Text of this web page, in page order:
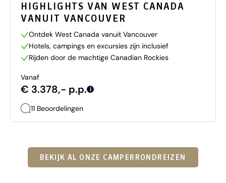
HIGHLIGHTS VAN WEST CANADA
VANUIT VANCOUVER
Ontdek West Canada vanuit Vancouver
Hotels, campings en excursies zijn inclusief
Rijden door de machtige Canadian Rockies
Vanaf
€ 3.378,- p.p. i
11 Beoordelingen
BEKIJK AL ONZE CAMPERRONDREIZEN